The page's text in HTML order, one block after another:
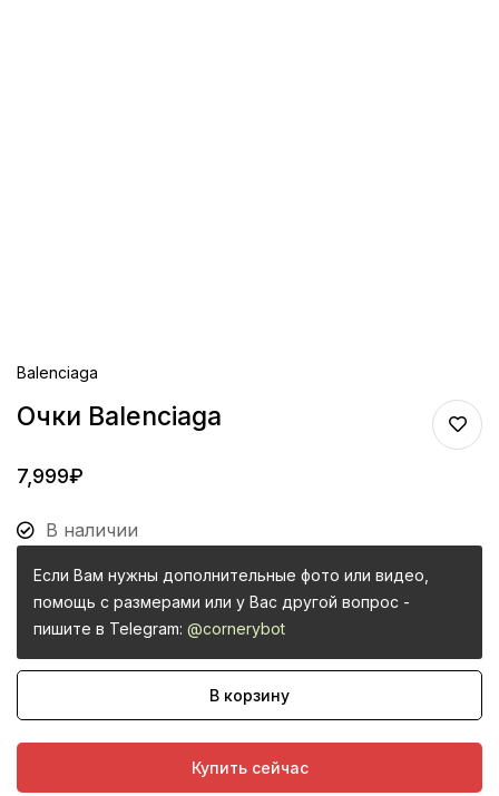
Balenciaga
Очки Balenciaga
7,999₽
В наличии
Если Вам нужны дополнительные фото или видео,
помощь с размерами или у Вас другой вопрос -
пишите в Telegram: @cornerybot
В корзину
Купить сейчас